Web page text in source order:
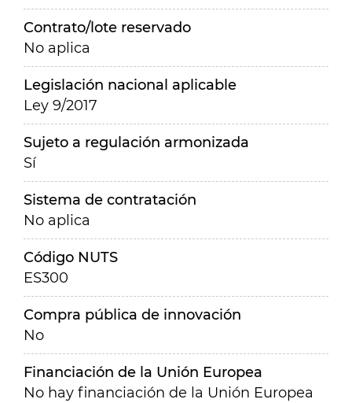
Contrato/lote reservado
No aplica
Legislación nacional aplicable
Ley 9/2017
Sujeto a regulación armonizada
Sí
Sistema de contratación
No aplica
Código NUTS
ES300
Compra pública de innovación
No
Financiación de la Unión Europea
No hay financiación de la Unión Europea